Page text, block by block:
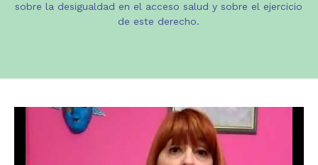
sobre la desigualdad en el acceso salud y sobre el ejercicio
de este derecho.